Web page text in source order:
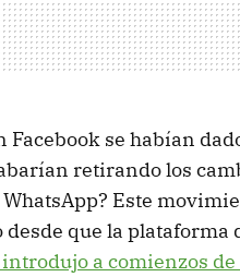
Facebook se habían
retirando los
Este
desde que la plataforma
a comienzos